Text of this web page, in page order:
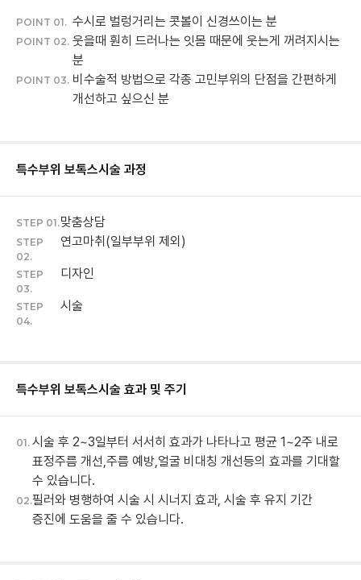
POINT 01. 수시로 벌렁거리는 콧볼이 신경쓰이는 분
POINT 02. 웃을때 훤히 드러나는 잇몸 때문에 웃는게 꺼려지시는
분
POINT 03. 비수술적 방법으로 각종 고민부위의 단점을 간편하게
개선하고 싶으신 분
특수부위 보톡스시술 과정
STEP 01.맞춤상담
STEP
02.
연고마취(일부부위 제외)
STEP
03.
디자인
STEP
04.
시술
특수부위 보톡스시술 효과 및 주기
01. 시술 후 2~3일부터 서서히 효과가 나타나고 평균 1~2주 내로
표정주름 개선,주름 예방,얼굴 비대칭 개선등의 효과를 기대할
수 있습니다.
02.필러와 병행하여 시술 시 시너지 효과, 시술 후 유지 기간
증진에 도움을 줄 수 있습니다.